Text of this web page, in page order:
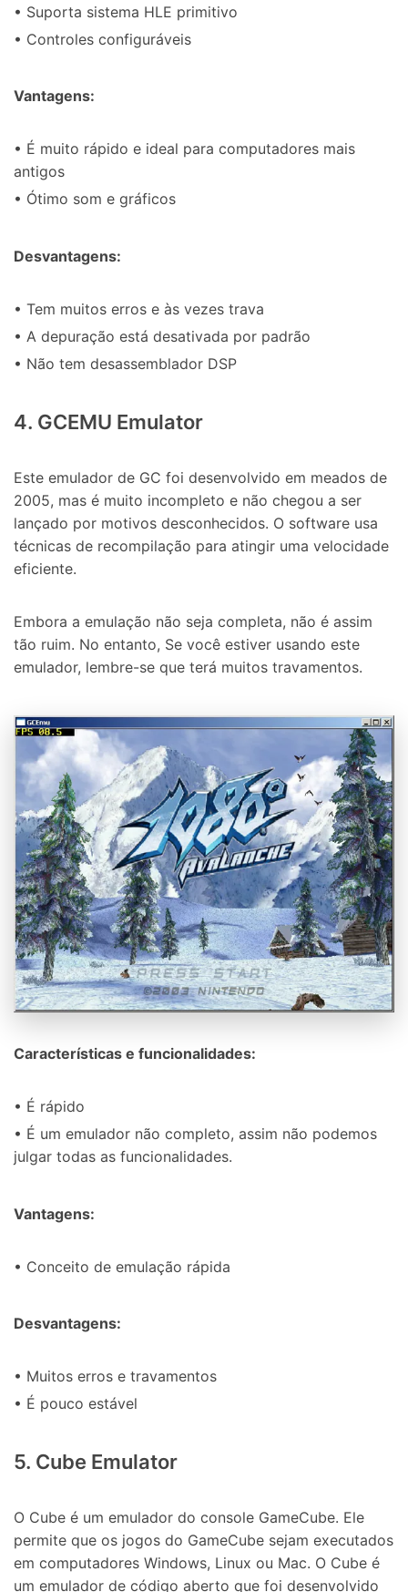
• Suporta sistema HLE primitivo
• Controles configuráveis
Vantagens:
• É muito rápido e ideal para computadores mais
antigos
• Ótimo som e gráficos
Desvantagens:
• Tem muitos erros e às vezes trava
• A depuração está desativada por padrão
• Não tem desassemblador DSP
4. GCEMU Emulator
Este emulador de GC foi desenvolvido em meados de
2005, mas é muito incompleto e não chegou a ser
lançado por motivos desconhecidos. O software usa
técnicas de recompilação para atingir uma velocidade
eficiente.
Embora a emulação não seja completa, não é assim
tão ruim. No entanto, Se você estiver usando este
emulador, lembre-se que terá muitos travamentos.
Características e funcionalidades:
• É rápido
• É um emulador não completo, assim não podemos
julgar todas as funcionalidades.
Vantagens:
• Conceito de emulação rápida
Desvantagens:
• Muitos erros e travamentos
• É pouco estável
5. Cube Emulator
O Cube é um emulador do console GameCube. Ele
permite que os jogos do GameCube sejam executados
em computadores Windows, Linux ou Mac. O Cube é
um emulador de código aberto que foi desenvolvido